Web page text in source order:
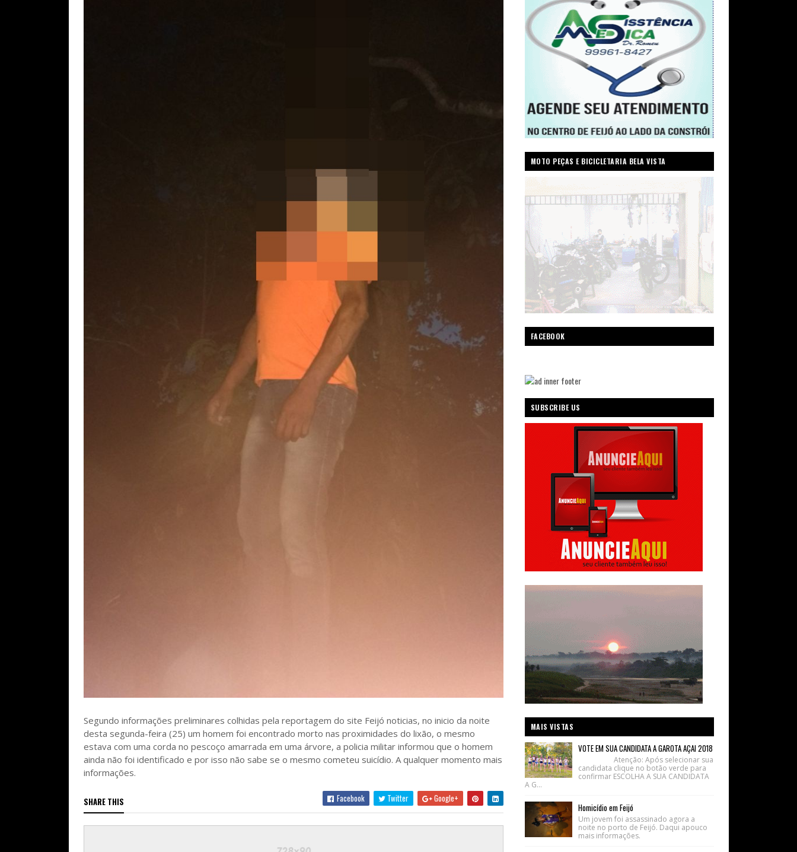
Segundo informações preliminares colhidas pela reportagem do site Feijó noticias, no inicio da noite
desta segunda-feira (25) um homem foi encontrado morto nas proximidades do lixão, o mesmo
estava com uma corda no pescoço amarrada em uma árvore, a policia militar informou que o homem
ainda não foi identificado e por isso não sabe se o mesmo cometeu suicídio. A qualquer momento mais
informações.
SHARE THIS Facebook Twitter Google+
MOTO PEÇAS E BICICLETARIA BELA VISTA
FACEBOOK
SUBSCRIBE US
MAIS VISTAS
VOTE EM SUA CANDIDATA A GAROTA AÇAI 2018
Atenção: Após selecionar sua
candidata clique no botão verde para
confirmar ESCOLHA A SUA CANDIDATA
A G...
Homicídio em Feijó
Um jovem foi assassinado agora a
noite no porto de Feijó. Daqui apouco
mais informações.